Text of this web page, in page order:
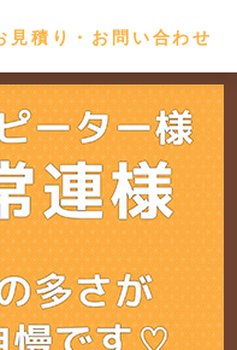
見積り・お問い合わせ